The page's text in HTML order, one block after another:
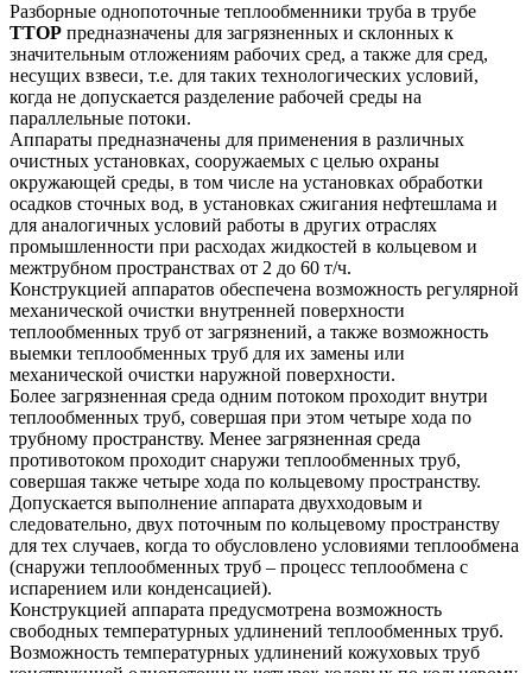
Разборные однопоточные теплообменники труба в трубе
ТТОР предназначены для загрязненных и склонных к
значительным отложениям рабочих сред, а также для сред,
несущих взвеси, т.е. для таких технологических условий,
когда не допускается разделение рабочей среды на
параллельные потоки.
Аппараты предназначены для применения в различных
очистных установках, сооружаемых с целью охраны
окружающей среды, в том числе на установках обработки
осадков сточных вод, в установках сжигания нефтешлама и
для аналогичных условий работы в других отраслях
промышленности при расходах жидкостей в кольцевом и
межтрубном пространствах от 2 до 60 т/ч.
Конструкцией аппаратов обеспечена возможность регулярной
механической очистки внутренней поверхности
теплообменных труб от загрязнений, а также возможность
выемки теплообменных труб для их замены или
механической очистки наружной поверхности.
Более загрязненная среда одним потоком проходит внутри
теплообменных труб, совершая при этом четыре хода по
трубному пространству. Менее загрязненная среда
противотоком проходит снаружи теплообменных труб,
совершая также четыре хода по кольцевому пространству.
Допускается выполнение аппарата двухходовым и
следовательно, двух поточным по кольцевому пространству
для тех случаев, когда то обусловлено условиями теплообмена
(снаружи теплообменных труб – процесс теплообмена с
испарением или конденсацией).
Конструкцией аппарата предусмотрена возможность
свободных температурных удлинений теплообменных труб.
Возможность температурных удлинений кожуховых труб